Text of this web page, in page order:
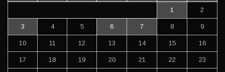
1 2
3 4 5 6 7 8 9
10 11 12 13 14 15 16
17 18 19 20 21 22 23